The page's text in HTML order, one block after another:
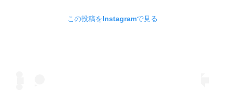
この投稿をInstagramで見る